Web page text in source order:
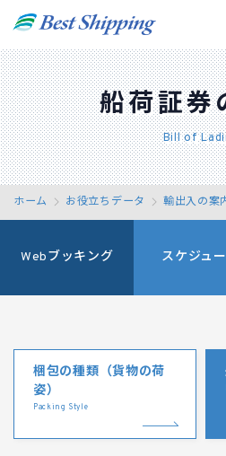
私たちの
事業紹
お役立ちデ
事例紹
ユーザー
船荷証券
Bill of
ホーム お役立ちデータ 輸出入の案
Webブッキング スケジュ
梱包の種類（貨物の荷
姿）
Packing Style